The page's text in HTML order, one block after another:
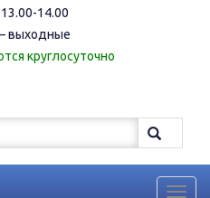
14.00
выходные
круглосуточно